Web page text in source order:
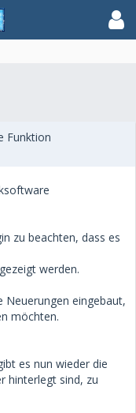
Funktion
zu beachten, dass es
werden.
Neuerungen eingebaut,
möchten.
es nun wieder die
hinterlegt sind, zu